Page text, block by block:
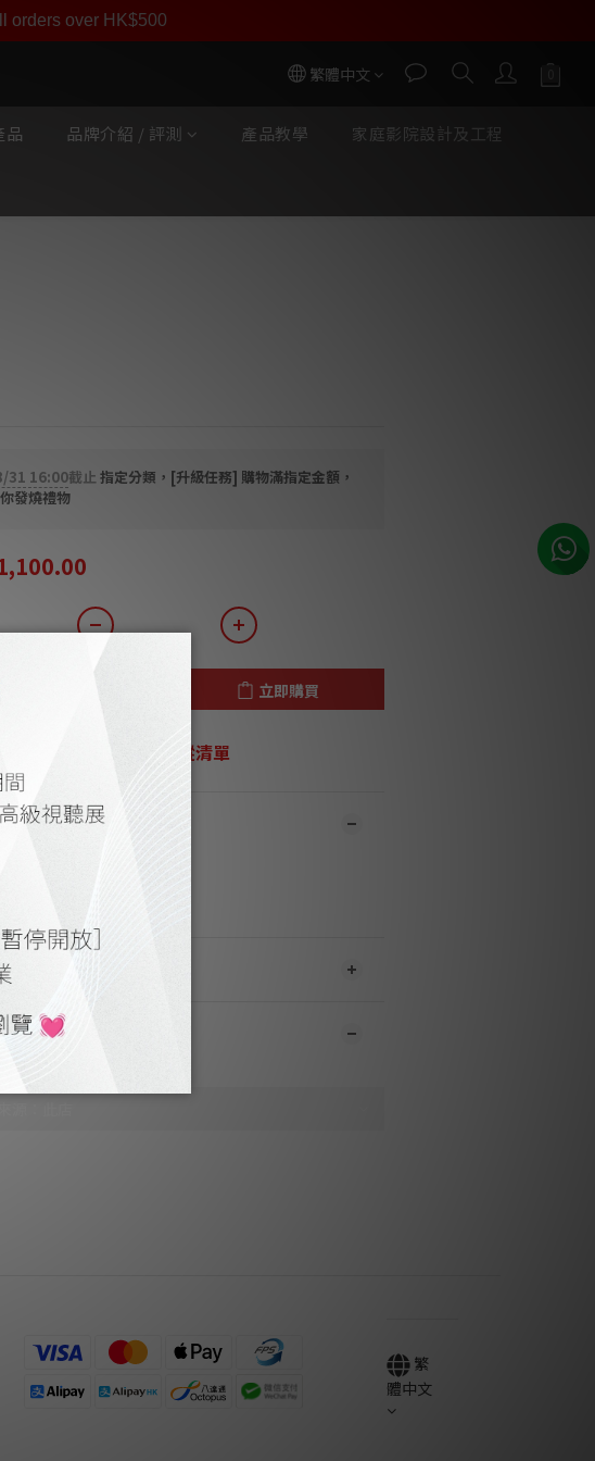
繁體中文
品 品牌介紹 / 評測 產品教學 家庭影院設計及工程
31 16:00截止 指定分類，[升級任務] 購物滿指定金額，
發燒禮物
立即購買
加入追蹤清單
商品網上及門市同步銷售，系統有機會未及時更新，將
會有職員致電聯絡。***
款方式
立即購買
繁
體中文
】 獨家會員價
orders over HK$500